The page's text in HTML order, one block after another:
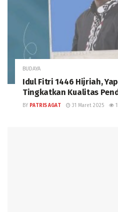
BUDAYA
Idul Fitri 1446 Hijriah,
Tingkatkan Kualitas
BY PATRIS AGAT 31 Maret 2025